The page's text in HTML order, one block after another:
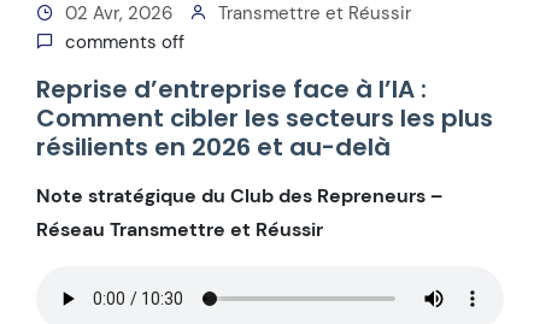
02 Avr, 2026
Transmettre et Réussir
comments off
Reprise d’entreprise face à l’IA :
Comment cibler les secteurs les plus
résilients en 2026 et au-delà
Note stratégique du Club des Repreneurs –
Réseau Transmettre et Réussir